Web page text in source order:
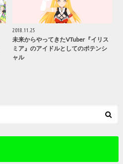
2018.11.25
未来からやってきたVTuber『イリス
ミア』のアイドルとしてのポテンシ
ャル